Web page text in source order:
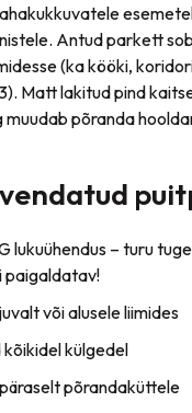
Antud parkett
(ka kööki,
Matt lakitud pind
põranda
lukuühendus – turu
paigaldatav!
või alusele liimides
külgedel
põrandaküttele